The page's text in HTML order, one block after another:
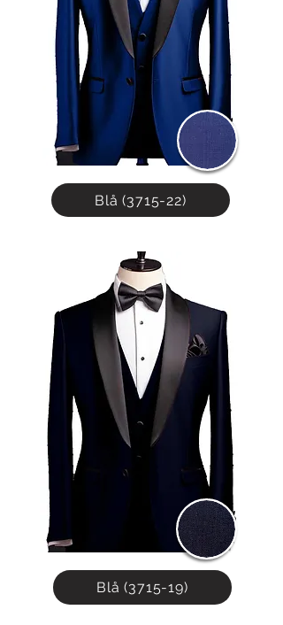
Blå (3715-22)
Blå (3715-19)